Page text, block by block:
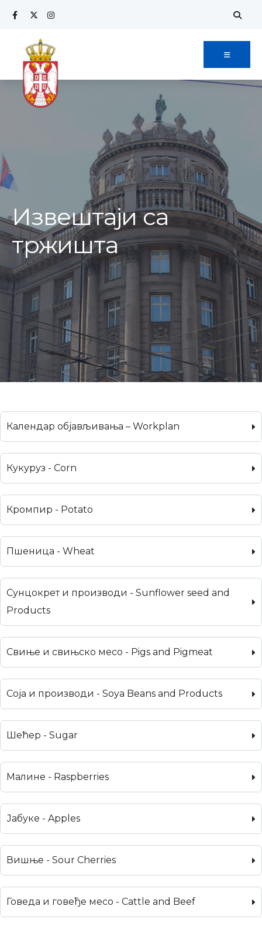
Извештаји са
тржишта
Календар објављивања – Workplan
Кукуруз - Corn
Кромпир - Potato
Пшеница - Wheat
Сунцокрет и производи - Sunflower seed and
Products
Свиње и свињско месо - Pigs and Pigmeat
Соја и производи - Soya Beans and Products
Шећер - Sugar
Малине - Raspberries
Јабуке - Apples
Вишње - Sour Cherries
Говеда и говеђе месо - Cattle and Beef